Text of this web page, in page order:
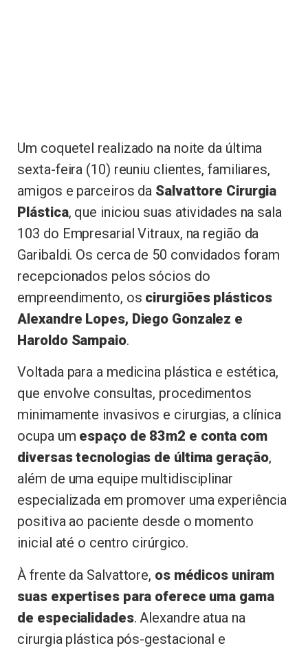
Um coquetel realizado na noite da última
sexta-feira (10) reuniu clientes, familiares,
amigos e parceiros da Salvattore Cirurgia
Plástica, que iniciou suas atividades na sala
103 do Empresarial Vitraux, na região da
Garibaldi. Os cerca de 50 convidados foram
recepcionados pelos sócios do
empreendimento, os cirurgiões plásticos
Alexandre Lopes, Diego Gonzalez e
Haroldo Sampaio.
Voltada para a medicina plástica e estética,
que envolve consultas, procedimentos
minimamente invasivos e cirurgias, a clínica
ocupa um espaço de 83m2 e conta com
diversas tecnologias de última geração,
além de uma equipe multidisciplinar
especializada em promover uma experiência
positiva ao paciente desde o momento
inicial até o centro cirúrgico.
À frente da Salvattore, os médicos uniram
suas expertises para oferece uma gama
de especialidades. Alexandre atua na
cirurgia plástica pós-gestacional e